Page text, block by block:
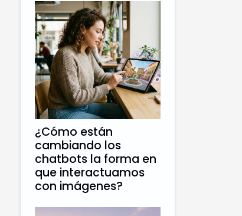
¿Cómo están
cambiando los
chatbots la forma en
que interactuamos
con imágenes?